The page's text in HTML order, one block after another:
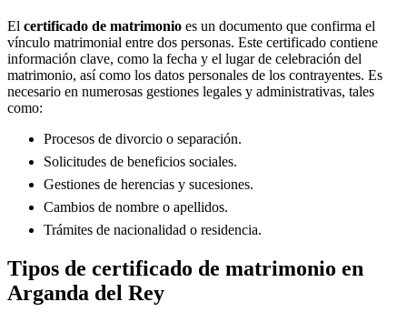
El certificado de matrimonio es un documento que confirma el
vínculo matrimonial entre dos personas. Este certificado contiene
información clave, como la fecha y el lugar de celebración del
matrimonio, así como los datos personales de los contrayentes. Es
necesario en numerosas gestiones legales y administrativas, tales
como:
Procesos de divorcio o separación.
Solicitudes de beneficios sociales.
Gestiones de herencias y sucesiones.
Cambios de nombre o apellidos.
Trámites de nacionalidad o residencia.
Tipos de certificado de matrimonio en
Arganda del Rey